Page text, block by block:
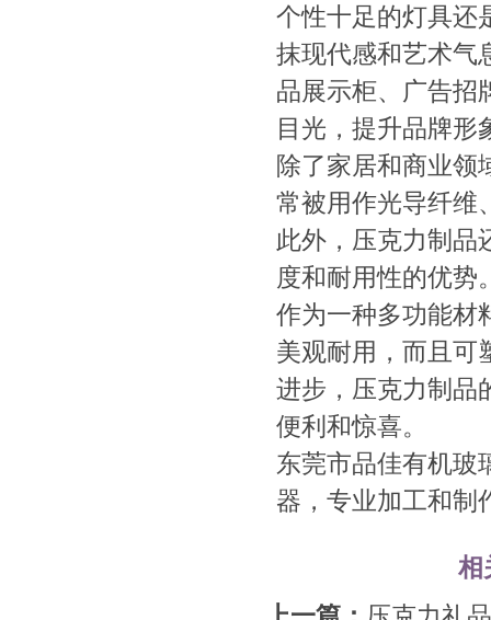
个性十足的灯具还
抹现代感和艺术气
品展示柜、广告招
目光，提升品牌形
除了家居和商业领
常被用作光导纤维
此外，压克力制品
度和耐用性的优势
作为一种多功能材
美观耐用，而且可
进步，压克力制品
便利和惊喜。
东莞市品佳有机玻
器，专业加工和制
相